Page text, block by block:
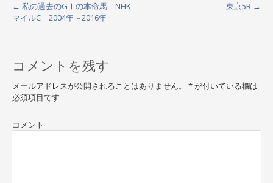
P
s
t
n
a
v
← 私の過去のGⅠの本命馬 NHK
マイルC 2004年～2016年
東京5R →
コメントを残す
メールアドレスが公開されることはありません。 *が付いている欄は
必須項目です
コメント